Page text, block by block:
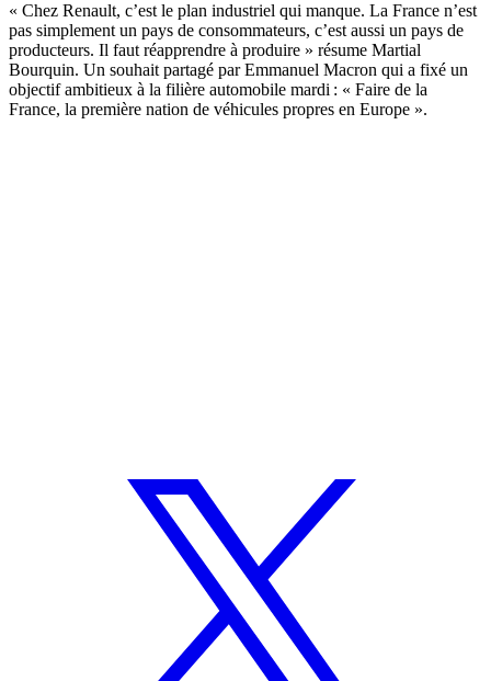
« Chez Renault, c’est le plan industriel qui manque. La France n’est
pas simplement un pays de consommateurs, c’est aussi un pays de
producteurs. Il faut réapprendre à produire » résume Martial
Bourquin. Un souhait partagé par Emmanuel Macron qui a fixé un
objectif ambitieux à la filière automobile mardi : « Faire de la
France, la première nation de véhicules propres en Europe ».